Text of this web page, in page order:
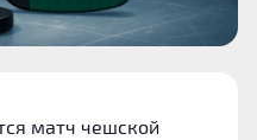
матч чешской